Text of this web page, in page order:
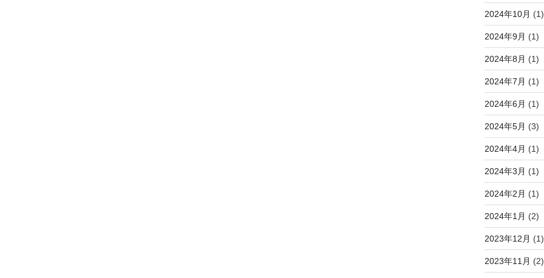
2024年10月 (1)
2024年9月 (1)
2024年8月 (1)
2024年7月 (1)
2024年6月 (1)
2024年5月 (3)
2024年4月 (1)
2024年3月 (1)
2024年2月 (1)
2024年1月 (2)
2023年12月 (1)
2023年11月 (2)